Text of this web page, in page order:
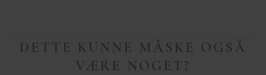
DETTE KUNNE MÅSKE OGSÅ
VÆRE NOGET?